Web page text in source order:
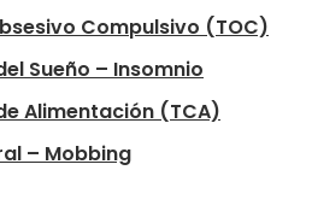
Compulsivo (TOC)
Sueño – Insomnio
Alimentación (TCA)
– Mobbing